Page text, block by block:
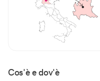
Cos'è e dov'è